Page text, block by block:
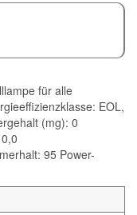
für alle
EOL,
(mg): 0
95 Power-